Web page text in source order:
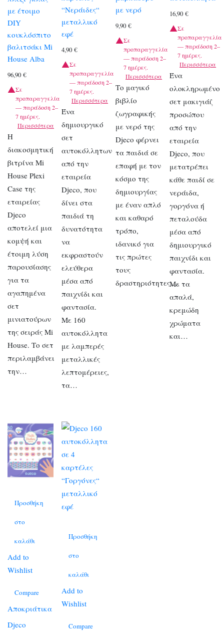
με έτοιμο
DIY
κουκλόσπιτο
βαλιτσάκι Mi
House Alba
96,90 €
Σε
προπαραγγελία
— παράδοση 2–
7 ημέρες.
Περισσότερα
Η
διακοσμητική
βιτρίνα Mi
House Plexi
Case της
εταιρείας
Djeco
αποτελεί μια
κομψή και
έτοιμη λύση
παρουσίασης
για τα
αγαπημένα
σετ
μινιατούρων
της σειράς Mi
House. Το σετ
περιλαμβάνει
την…
“Νεράιδες“
μεταλλικό
εφέ
4,90€
Σε
προπαραγγελία
— παράδοση 2–
7 ημέρες.
Περισσότερα
Ένα
δημιουργικό
σετ
αυτοκόλλητων
από την
εταιρεία
Djeco, που
δίνει στα
παιδιά τη
δυνατότητα
να
εκφραστούν
ελεύθερα
μέσα από
παιχνίδι και
φαντασία.
Με 160
αυτοκόλλητα
με λαμπερές
μεταλλικές
λεπτομέρειες,
τα…
με νερό
9,90€
Σε
προπαραγγελία
— παράδοση 2–
7 ημέρες.
Περισσότερα
Το μαγικό
βιβλίο
ζωγραφικής
με νερό της
Djeco φέρνει
τα παιδιά σε
επαφή με τον
κόσμο της
δημιουργίας
με έναν απλό
και καθαρό
τρόπο,
ιδανικό για
τις πρώτες
τους
δραστηριότητες….
16,90€
Σε
προπαραγγελία
— παράδοση 2–
7 ημέρες.
Περισσότερα
Ένα
ολοκληρωμένο
σετ μακιγιάζ
προσώπου
από την
εταιρεία
Djeco, που
μετατρέπει
κάθε παιδί σε
νεράιδα,
γοργόνα ή
πεταλούδα
μέσα από
δημιουργικό
παιχνίδι και
φαντασία.
Με τα
απαλά,
κρεμώδη
χρώματα
και…
Προσθήκη
στο
καλάθι
Add to
Wishlist
Compare
Αποκριάτικα
Djeco
Προσθήκη
στο
καλάθι
Add to
Wishlist
Compare